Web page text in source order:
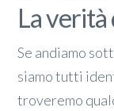
La verità
Se andiamo
siamo tutti
troveremo